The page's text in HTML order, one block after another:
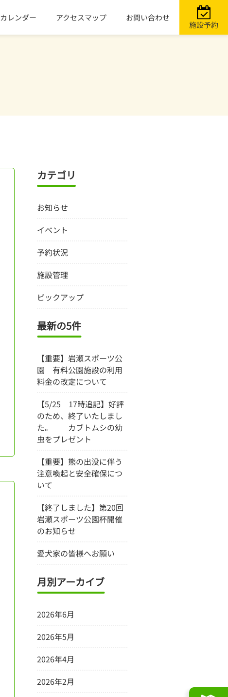
レンダー アクセスマップ お問い合わせ
施設予約
カテゴリ
お知らせ
イベント
予約状況
施設管理
ピックアップ
最新の5件
【重要】岩瀬スポーツ公
園 有料公園施設の利用
料金の改定について
【5/25 17時追記】好評
のため、終了いたしまし
た。 カブトムシの幼
虫をプレゼント
【重要】熊の出没に伴う
注意喚起と安全確保につ
いて
【終了しました】第20回
岩瀬スポーツ公園杯開催
のお知らせ
愛犬家の皆様へお願い
月別アーカイブ
2026年6月
2026年5月
2026年4月
2026年2月